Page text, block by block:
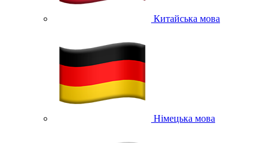
Китайська мова
Німецька мова